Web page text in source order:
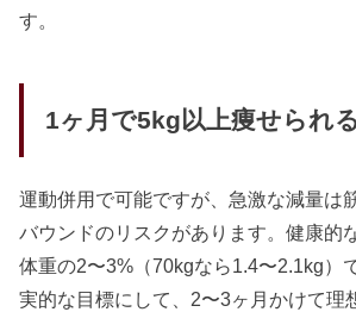
す。
1ヶ月で5kg以上痩せられ
運動併用で可能ですが、急激な減量は
バウンドのリスクがあります。健康的
体重の2〜3%（70kgなら1.4〜2.1kg）
実的な目標にして、2〜3ヶ月かけて理